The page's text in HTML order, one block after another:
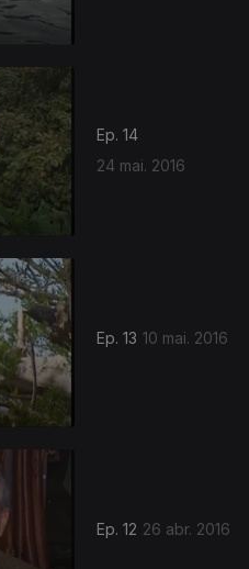
Ep. 14
24 mai. 2016
Ep. 13 10 mai. 2016
Ep. 12 26 abr. 2016